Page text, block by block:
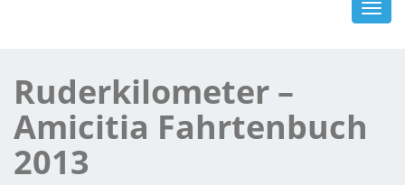
Ruderkilometer –
Amicitia Fahrtenbuch
2013